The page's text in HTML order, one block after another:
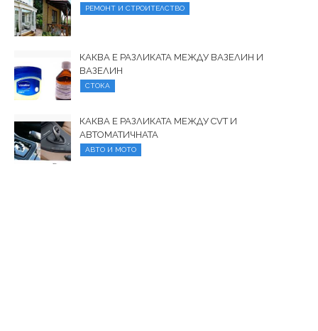
РЕМОНТ И СТРОИТЕЛСТВО
КАКВА Е РАЗЛИКАТА МЕЖДУ ВАЗЕЛИН И
ВАЗЕЛИН
СТОКА
КАКВА Е РАЗЛИКАТА МЕЖДУ CVT И
АВТОМАТИЧНАТА
АВТО И МОТО